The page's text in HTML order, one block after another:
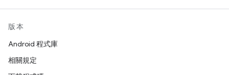
版本
Android 程式庫
相關規定